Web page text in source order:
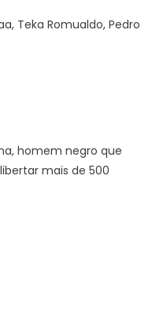
Teka Romualdo, Pedro
homem negro que
mais de 500